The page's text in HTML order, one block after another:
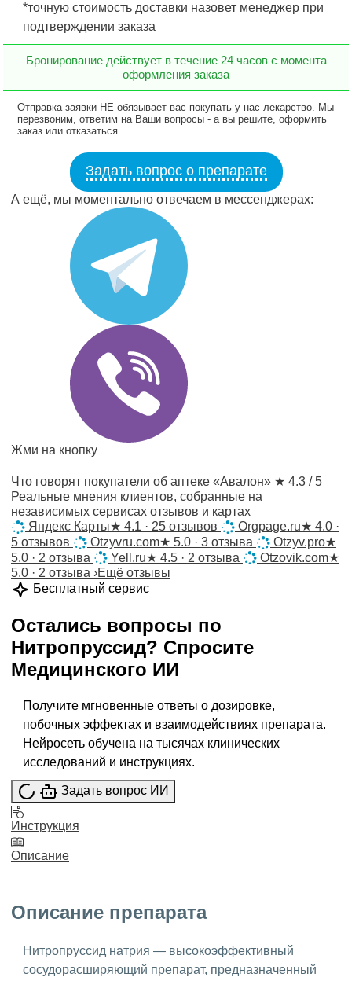
*точную стоимость доставки назовет менеджер при
подтверждении заказа
Бронирование действует в течение 24 часов с момента
оформления заказа
Отправка заявки НЕ обязывает вас покупать у нас лекарство. Мы
перезвоним, ответим на Ваши вопросы - а вы решите, оформить
заказ или отказаться.
Задать вопрос о препарате
А ещё, мы моментально отвечаем в мессенджерах:
Жми на кнопку
Что говорят покупатели об аптеке «Авалон» ★ 4.3 / 5
Реальные мнения клиентов, собранные на
независимых сервисах отзывов и картах
Яндекс Карты★ 4.1 · 25 отзывов Orgpage.ru★ 4.0 ·
5 отзывов
Otzyvru.com★ 5.0 · 3 отзыва Otzyv.pro★
5.0 · 2 отзыва
Yell.ru★ 4.5 · 2 отзыва Otzovik.com★
5.0 · 2 отзыва ›Ещё отзывы
Бесплатный сервис
Остались вопросы по
Нитропруссид? Спросите
Медицинского ИИ
Получите мгновенные ответы о дозировке,
побочных эффектах и взаимодействиях препарата.
Нейросеть обучена на тысячах клинических
исследований и инструкциях.
Задать вопрос ИИ
Инструкция
Описание
Описание препарата
Нитропруссид натрия — высокоэффективный
сосудорасширяющий препарат, предназначенный